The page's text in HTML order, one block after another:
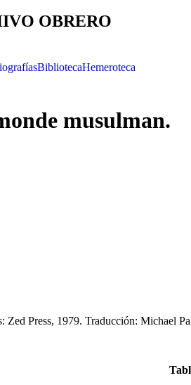
OBRERO
BibliotecaHemeroteca
musulman.
Zed Press, 1979. Traducción: Michael